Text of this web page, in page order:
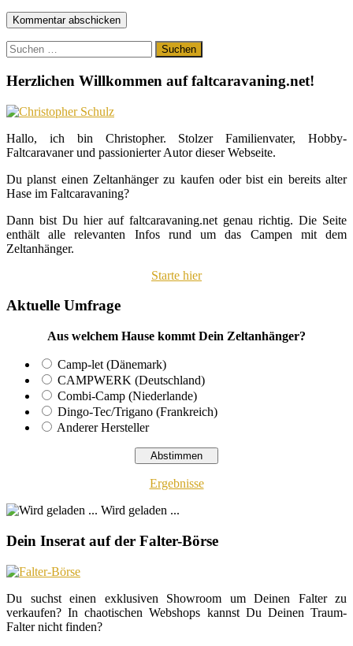
Suchen
nach:
Herzlichen Willkommen auf faltcaravaning.net!
Hallo, ich bin Christopher. Stolzer Familienvater, Hobby-
Faltcaravaner und passionierter Autor dieser Webseite.
Du planst einen Zeltanhänger zu kaufen oder bist ein bereits alter
Hase im Faltcaravaning?
Dann bist Du hier auf faltcaravaning.net genau richtig. Die Seite
enthält alle relevanten Infos rund um das Campen mit dem
Zeltanhänger.
Starte hier
Aktuelle Umfrage
Aus welchem Hause kommt Dein Zeltanhänger?
Camp-let (Dänemark)
CAMPWERK (Deutschland)
Combi-Camp (Niederlande)
Dingo-Tec/Trigano (Frankreich)
Anderer Hersteller
Ergebnisse
Wird geladen ...
Dein Inserat auf der Falter-Börse
Du suchst einen exklusiven Showroom um Deinen Falter zu
verkaufen? In chaotischen Webshops kannst Du Deinen Traum-
Falter nicht finden?